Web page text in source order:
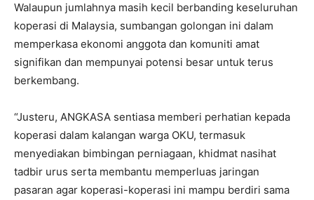
Walaupun jumlahnya masih kecil berbanding keseluruhan
koperasi di Malaysia, sumbangan golongan ini dalam
memperkasa ekonomi anggota dan komuniti amat
signifikan dan mempunyai potensi besar untuk terus
berkembang.
“Justeru, ANGKASA sentiasa memberi perhatian kepada
koperasi dalam kalangan warga OKU, termasuk
menyediakan bimbingan perniagaan, khidmat nasihat
tadbir urus serta membantu memperluas jaringan
pasaran agar koperasi-koperasi ini mampu berdiri sama